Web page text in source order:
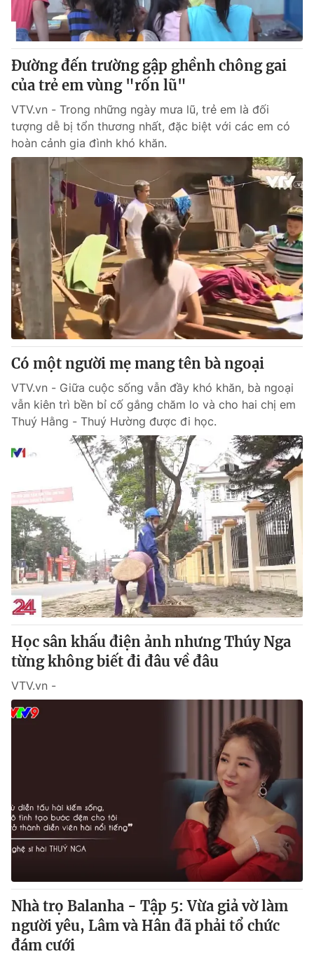
Đường đến trường gập ghềnh chông gai
của trẻ em vùng "rốn lũ"
VTV.vn - Trong những ngày mưa lũ, trẻ em là đối
tượng dễ bị tổn thương nhất, đặc biệt với các em có
hoàn cảnh gia đình khó khăn.
Có một người mẹ mang tên bà ngoại
VTV.vn - Giữa cuộc sống vẫn đầy khó khăn, bà ngoại
vẫn kiên trì bền bỉ cố gắng chăm lo và cho hai chị em
Thuý Hằng - Thuý Hường được đi học.
Học sân khấu điện ảnh nhưng Thúy Nga
từng không biết đi đâu về đâu
VTV.vn -
Nhà trọ Balanha - Tập 5: Vừa giả vờ làm
người yêu, Lâm và Hân đã phải tổ chức
đám cưới